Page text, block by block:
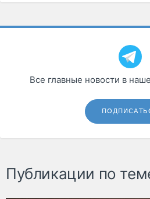
Все главные новости в
Публикации по